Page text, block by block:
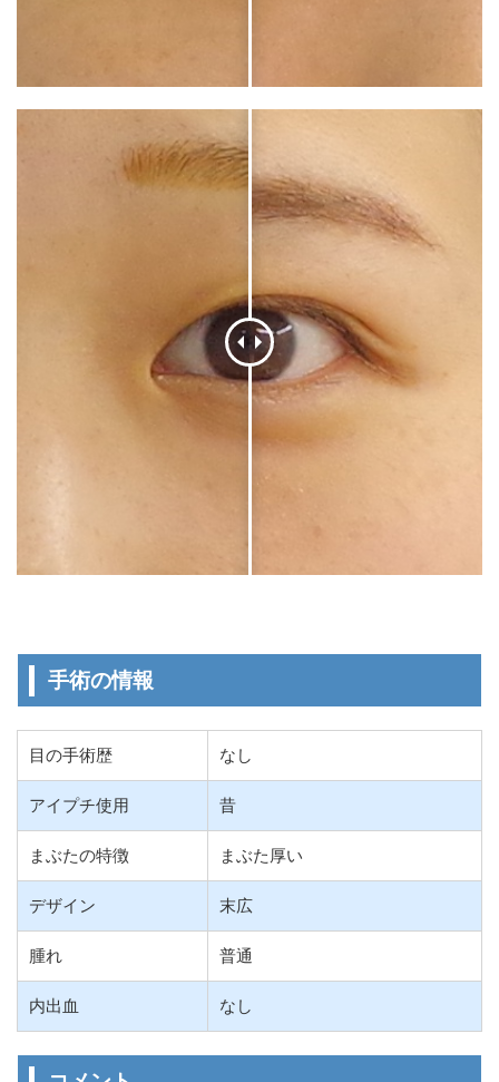
手術の情報
目の手術歴 なし
アイプチ使用 昔
まぶたの特徴 まぶた厚い
デザイン 末広
腫れ 普通
内出血 なし